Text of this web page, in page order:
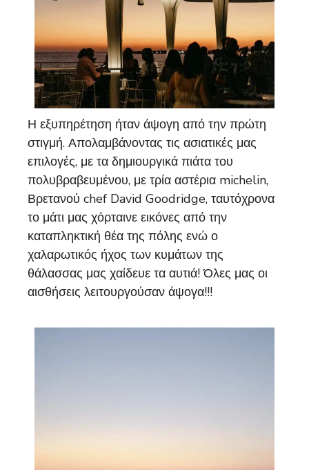
Η εξυπηρέτηση ήταν άψογη από την πρώτη
στιγμή. Απολαμβάνοντας τις ασιατικές μας
επιλογές, με τα δημιουργικά πιάτα του
πολυβραβευμένου, με τρία αστέρια michelin,
Βρετανού chef David Goodridge, ταυτόχρονα
το μάτι μας χόρταινε εικόνες από την
καταπληκτική θέα της πόλης ενώ ο
χαλαρωτικός ήχος των κυμάτων της
θάλασσας μας χαίδευε τα αυτιά! Όλες μας οι
αισθήσεις λειτουργούσαν άψογα!!!